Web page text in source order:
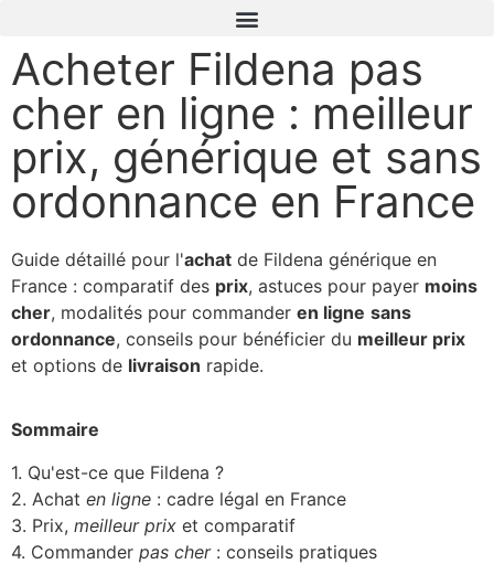
Acheter Fildena pas
cher en ligne : meilleur
prix, générique et sans
ordonnance en France
Guide détaillé pour l'achat de Fildena générique en
France : comparatif des prix, astuces pour payer moins
cher, modalités pour commander en ligne sans
ordonnance, conseils pour bénéficier du meilleur prix
et options de livraison rapide.
Sommaire
1. Qu'est-ce que Fildena ?
2. Achat en ligne : cadre légal en France
3. Prix, meilleur prix et comparatif
4. Commander pas cher: conseils pratiques